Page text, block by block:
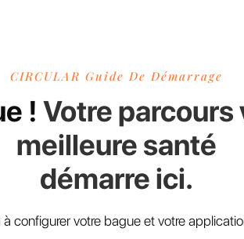
CIRCULAR Guide De Démarrage
! Votre parcours
meilleure santé
démarre ici.
configurer votre bague et votre